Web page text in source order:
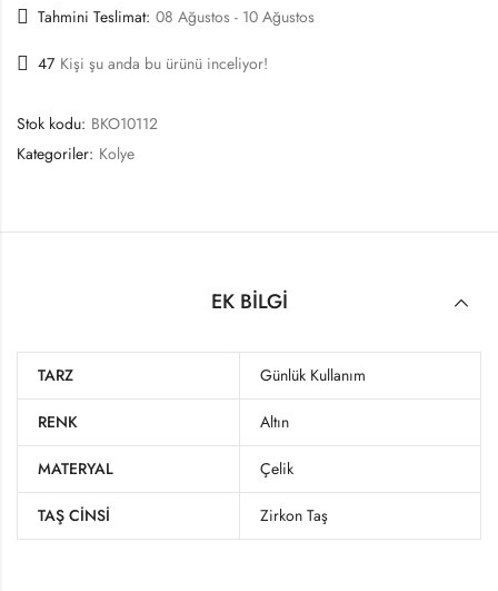
Tahmini Teslimat: 08 Ağustos - 10 Ağustos
47 Kişi şu anda bu ürünü inceliyor!
Stok kodu: BKO10112
Kategoriler: Kolye
EK BILGI
TARZ Günlük Kullanım
RENK Altın
MATERYAL Çelik
TAŞ CINSI Zirkon Taş